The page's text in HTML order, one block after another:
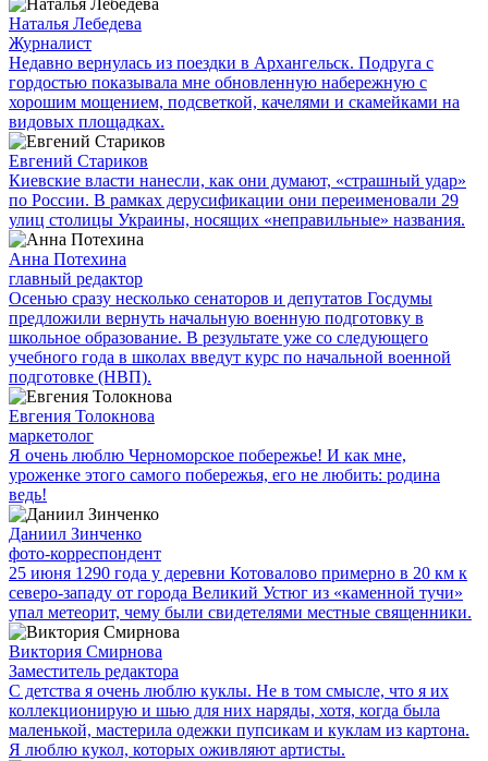
Наталья Лебедева
Журналист
Недавно вернулась из поездки в Архангельск. Подруга с
гордостью показывала мне обновленную набережную с
хорошим мощением, подсветкой, качелями и скамейками на
видовых площадках.
Евгений Стариков
Киевские власти нанесли, как они думают, «страшный удар»
по России. В рамках дерусификации они переименовали 29
улиц столицы Украины, носящих «неправильные» названия.
Анна Потехина
главный редактор
Осенью сразу несколько сенаторов и депутатов Госдумы
предложили вернуть начальную военную подготовку в
школьное образование. В результате уже со следующего
учебного года в школах введут курс по начальной военной
подготовке (НВП).
Евгения Толокнова
маркетолог
Я очень люблю Черноморское побережье! И как мне,
уроженке этого самого побережья, его не любить: родина
ведь!
Даниил Зинченко
фото-корреспондент
25 июня 1290 года у деревни Котовалово примерно в 20 км к
северо-западу от города Великий Устюг из «каменной тучи»
упал метеорит, чему были свидетелями местные священники.
Виктория Смирнова
Заместитель редактора
С детства я очень люблю куклы. Не в том смысле, что я их
коллекционирую и шью для них наряды, хотя, когда была
маленькой, мастерила одежки пупсикам и куклам из картона.
Я люблю кукол, которых оживляют артисты.